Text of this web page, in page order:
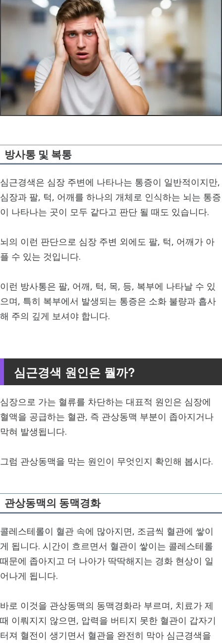
방사통 및 복통
심근경색은 심장 주변에 나타나는 통증이 일반적이지만,
심장과 팔, 턱, 어깨를 하나의 개체로 인식하는 뇌는 통증
이 나타나는 곳이 모두 같다고 판단 될 때도 있습니다.
뇌의 이런 판단으로 심장 주변 외에도 팔, 턱, 어깨가 아
플 수 있는 것입니다.
이런 방사통은 팔, 어깨, 턱, 목, 등, 복부에 나타날 수 있
으며, 특히 복부에서 발생되는 통증은 소화 불량과 흡사
해 주의 깊게 보셔야 합니다.
심근경색 원인은 뭘까?
심장으로 가는 혈류를 차단하는 대표적 원인은 심장에
혈액을 공급하는 혈관, 즉 관상동맥 부분이 좁아지거나
막혀 발생됩니다.
그럼 관상동맥을 막는 원인이 무엇인지 확인해 봅시다.
관상동맥의 동맥경화
콜레스테롤이 혈관 속에 많아지면, 조금씩 혈관에 쌓이
게 됩니다. 시간이 흐르면서 혈관이 쌓이는 콜레스테롤
때문에 좁아지고 더 나아가 딱딱해지는 경화 현상이 일
어나게 됩니다.
바로 이것을 관상동맥의 동맥경화라 부르며, 치료가 제
때 이뤄지지 않으면, 압력을 버티지 못한 혈관이 갑자기
터져 혈전이 생기면서 혈관을 완전히 막아 심근경색을